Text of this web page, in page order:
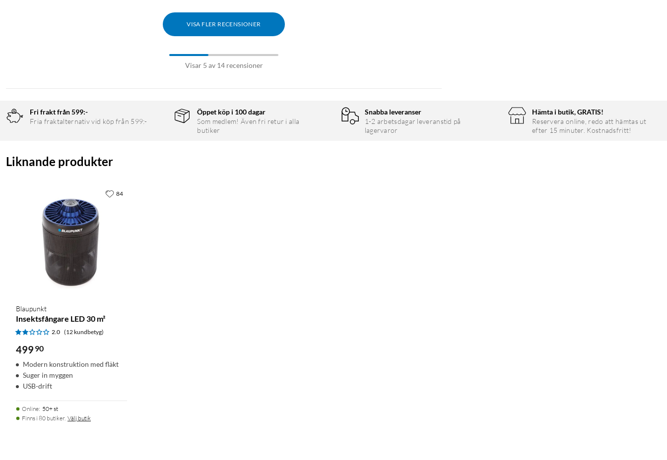
VISA FLER RECENSIONER
Visar 5 av 14 recensioner
Fri frakt från 599:-
Fria fraktalternativ vid köp från 599:-
Öppet köp i 100 dagar
Som medlem! Även fri retur i alla
butiker
Snabba leveranser
1-2 arbetsdagar leveranstid på
lagervaror
Hämta i butik, GRATIS!
Reservera online, redo att hämtas ut
efter 15 minuter. Kostnadsfritt!
Liknande produkter
Blaupunkt
Insektsfångare LED 30 m²
2.0 (12 kundbetyg)
499 90
Modern konstruktion med fläkt
Suger in myggen
USB-drift
Online: 50+ st
Finns i 80 butiker. Välj butik
84